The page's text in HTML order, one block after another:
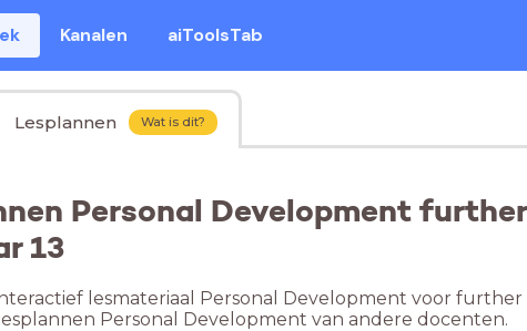
Kanalen aiToolsTab
Lesplannen Wat is dit?
Personal Development
13
lesmateriaal Personal Development voor further
Personal Development van andere docenten.